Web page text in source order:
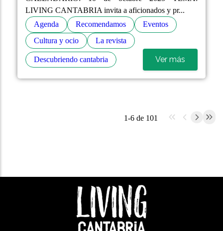
LIVING CANTABRIA invita a aficionados y pr...
Agenda
Recomendamos
Eventos
Cultura y ocio
La revista
Descubriendo cantabria Ver más
1-6 de 101